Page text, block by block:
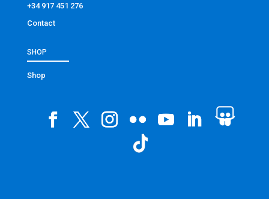
+34 917 451 276
Contact
SHOP
Shop